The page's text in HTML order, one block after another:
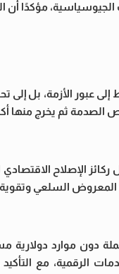
مؤكدًا أن
عبور الأزمة، بل إلى
ثم يخرج منها أكثر
الإصلاح
المعروض السلعي
دون موارد دولارية
الرقمية، مع